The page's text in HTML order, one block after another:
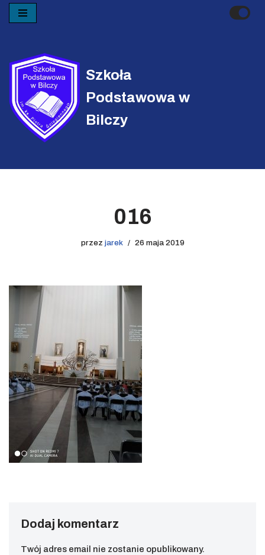
treści
Szkoła
Podstawowa w
Bilczy
016
przez jarek 26 maja 2019
Dodaj komentarz
Twój adres email nie zostanie opublikowany.